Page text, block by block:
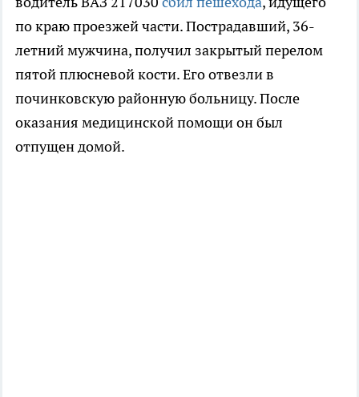
по краю проезжей части. Пострадавший, 36-
летний мужчина, получил закрытый перелом
пятой плюсневой кости. Его отвезли в
починковскую районную больницу. После
оказания медицинской помощи он был
отпущен домой.